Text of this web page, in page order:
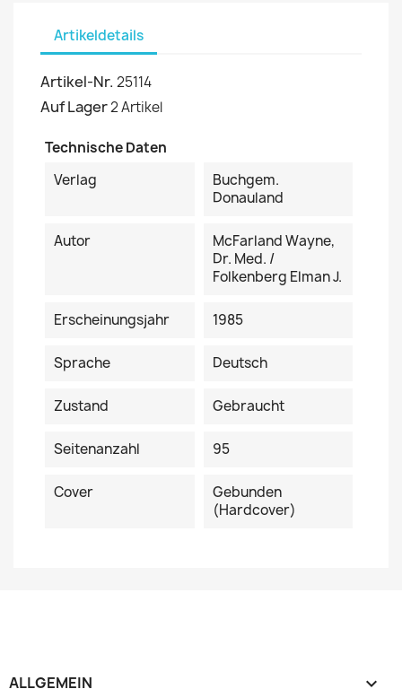
Artikeldetails
Artikel-Nr. 25114
Auf Lager2 Artikel
Technische Daten
Verlag
Buchgem.
Donauland
Autor
McFarland Wayne,
Dr. Med. /
Folkenberg Elman J.
Erscheinungsjahr 1985
Sprache Deutsch
Zustand Gebraucht
Seitenanzahl 95
Cover
Gebunden
(Hardcover)
ALLGEMEIN 